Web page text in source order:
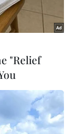
trọng với kế
dấu hiệu rõ
được duy trì.
"Relief